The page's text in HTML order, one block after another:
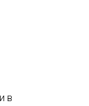
в